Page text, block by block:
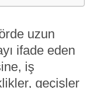
uzun
ifade eden
iş
geçişler